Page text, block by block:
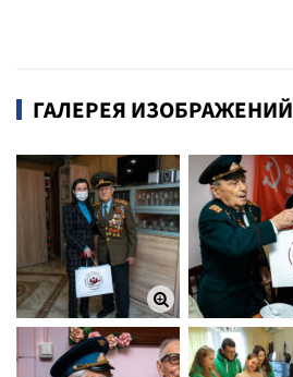
ГАЛЕРЕЯ ИЗОБРАЖЕНИЙ